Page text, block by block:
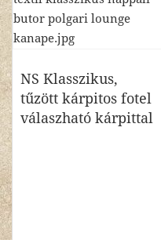
NS Klasszikus,
tűzött kárpitos fotel
válaszható kárpittal